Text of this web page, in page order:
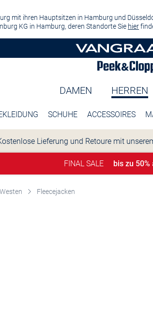
mit ihren Hauptsitzen in Hamburg und
KG in Hamburg, deren Standorte Sie hier
DAMEN HERREN
SCHUHE ACCESSOIRES
Lieferung und Retoure mit
FINAL SALE bis zu
Fleecejacken